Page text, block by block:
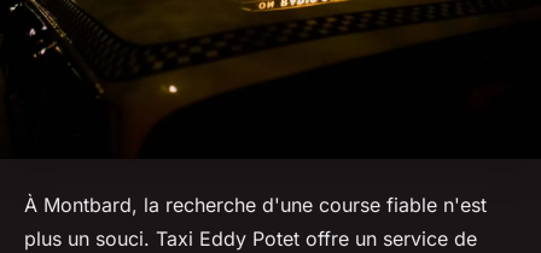
À Montbard, la recherche d'une course fiable n'est
plus un souci. Taxi Eddy Potet offre un service de